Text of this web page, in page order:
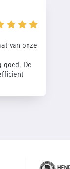
van onze
goed. De